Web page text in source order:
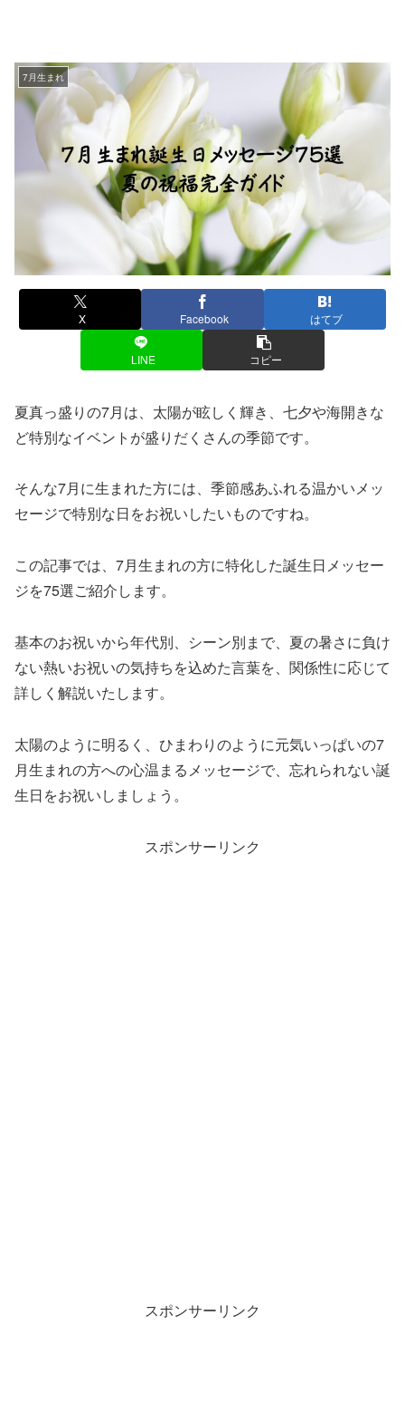
7月生まれ
X Facebook はてブ
LINE コピー
夏真っ盛りの7月は、太陽が眩しく輝き、七夕や海開きな
ど特別なイベントが盛りだくさんの季節です。
そんな7月に生まれた方には、季節感あふれる温かいメッ
セージで特別な日をお祝いしたいものですね。
この記事では、7月生まれの方に特化した誕生日メッセー
ジを75選ご紹介します。
基本のお祝いから年代別、シーン別まで、夏の暑さに負け
ない熱いお祝いの気持ちを込めた言葉を、関係性に応じて
詳しく解説いたします。
太陽のように明るく、ひまわりのように元気いっぱいの7
月生まれの方への心温まるメッセージで、忘れられない誕
生日をお祝いしましょう。
スポンサーリンク
スポンサーリンク